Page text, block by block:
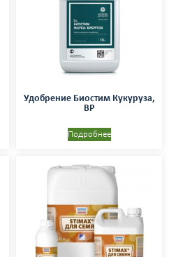
Удобрение Биостим Кукуруза,
ВР
Подробнее